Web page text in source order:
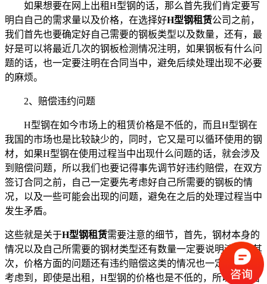
如果想要在网上出租H型钢的话，那么首先我们肯定要写
明白自己的需求量以及价格，在选择好H型钢租赁公司之前，
我们首先也要确定好自己需要的钢板类型以及数量，还有，最
好是可以将最近几次的钢板检测情况注明，如果钢板有什么问
题的话，也一定要注明在合同当中，避免后续处理出现不必要
的麻烦。
2、赔偿违约问题
H型钢在如今市场上的租赁价格是不低的，而且H型钢在
我国的市场也是比较缺少的，同时，它又是可以循环使用的钢
材，如果H型钢在使用过程当中出现什么问题的话，就会涉及
到赔偿问题，所以我们也要记得事先调节好违约赔偿，在双方
签订合同之前，自己一定要先考虑好自己所需要的钢板的情
况，以及一些可能会出现的问题，避免在之后的处理过程当中
发生矛盾。
这些就是关于H型钢租赁需要注意的细节，首先，钢材本身的
情况以及自己所需要的钢材类型还有数量一定要说明清楚，其
次，价格方面的问题还有违约赔偿这类的情况也一定要充分的
考虑到，即使是出租， H型钢的价格也是不低的，所以各方面